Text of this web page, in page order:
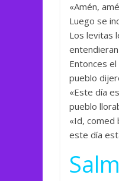
«Amén,
Luego se
Los levitas
Entonces
pueblo
«Este día
pueblo
«Id, comed
este día